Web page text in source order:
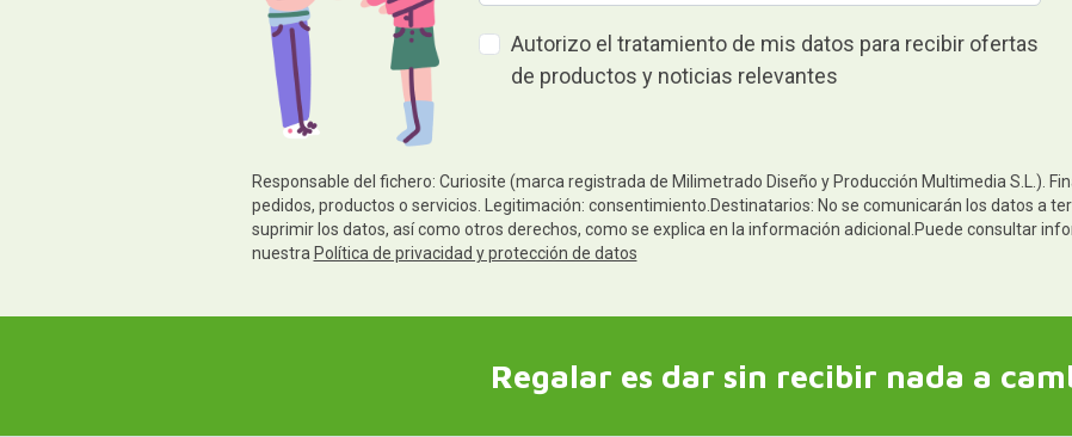
Autorizo el tratamiento de mis datos para recibir ofertas
de productos y noticias relevantes
Responsable del fichero: Curiosite (marca registrada de Milimetrado Diseño y Producción Multimedia S.L.).
pedidos, productos o servicios. Legitimación: consentimiento.Destinatarios: No se comunicarán los datos a
suprimir los datos, así como otros derechos, como se explica en la información adicional.Puede consultar
nuestra Política de privacidad y protección de datos
Regalar es dar sin recibir nada a